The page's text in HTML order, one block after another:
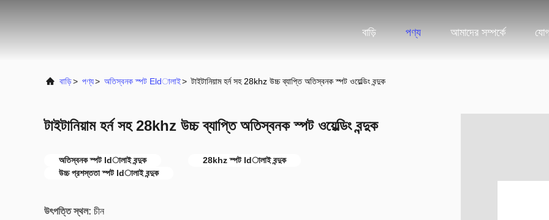
বাড়ি পণ্য আমাদের সম্পর্কে
বাড়ি> পণ্য> অতিস্বনক স্পট Eldালাই> টাইটানিয়াম হর্ন সহ 28khz উচ্চ ব্যাপ্তি অতিস্বনক স্পট ওয়েল্ডিং বন্দুক
টাইটানিয়াম হর্ন সহ 28khz উচ্চ ব্যাপ্তি অতিস্বনক স্পট ওয়েল্ডিং বন্দুক
অতিস্বনক স্পট ldালাই বন্দুক
28khz স্পট ldালাই বন্দুক
উচ্চ প্রশস্ততা স্পট ldালাই বন্দুক
উৎপত্তি স্থল: চীন